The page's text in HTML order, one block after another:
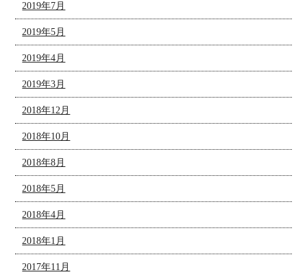
2019年7月
2019年5月
2019年4月
2019年3月
2018年12月
2018年10月
2018年8月
2018年5月
2018年4月
2018年1月
2017年11月